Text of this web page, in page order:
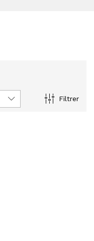
Filtrer